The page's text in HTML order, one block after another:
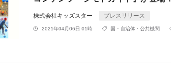
株式会社キッズスター プレスリリース
2021年04月06日 01時 国・自治体・公共機関